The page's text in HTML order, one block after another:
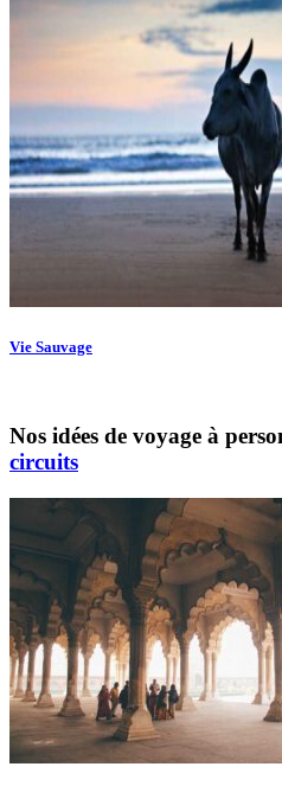
Vie Sauvage
Nos idées de voyage à
circuits